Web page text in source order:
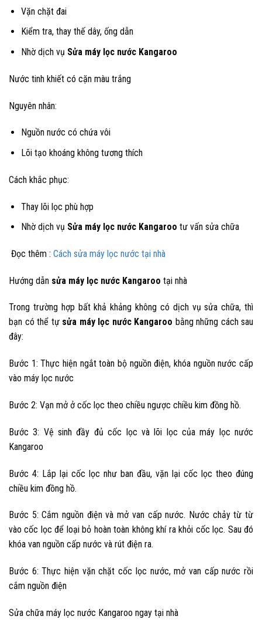
Vặn chặt đai
Kiểm tra, thay thế dây, ống dẫn
Nhờ dịch vụ Sửa máy lọc nước Kangaroo
Nước tinh khiết có cặn màu trắng
Nguyên nhân:
Nguồn nước có chứa vôi
Lõi tạo khoáng không tương thích
Cách khắc phục:
Thay lõi lọc phù hợp
Nhờ dịch vụ Sửa máy lọc nước Kangaroo tư vấn sửa chữa
Đọc thêm : Cách sửa máy lọc nước tại nhà
Hướng dẫn sửa máy lọc nước Kangaroo tại nhà
Trong trường hợp bất khả khảng không có dịch vụ sửa chữa, thì
bạn có thể tự sửa máy lọc nước Kangaroo bằng những cách sau
đây:
Bước 1: Thực hiện ngắt toàn bộ nguồn điện, khóa nguồn nước cấp
vào máy lọc nước
Bước 2: Vạn mở ở cốc lọc theo chiều ngược chiều kim đồng hồ.
Bước 3: Vệ sinh đầy đủ cốc lọc và lõi lọc của máy lọc nước
Kangaroo
Bước 4: Lắp lại cốc lọc như ban đầu, vặn lại cốc lọc theo đúng
chiều kim đồng hồ.
Bước 5: Cắm nguồn điện và mở van cấp nước. Nước chảy từ từ
vào cốc lọc để loại bỏ hoàn toàn không khí ra khỏi cốc lọc. Sau đó
khóa van nguồn cấp nước và rút điện ra.
Bước 6: Thực hiện vặn chặt cốc lọc nước, mở van cấp nước rồi
cắm nguồn điện
Sửa chữa máy lọc nước Kangaroo ngay tại nhà